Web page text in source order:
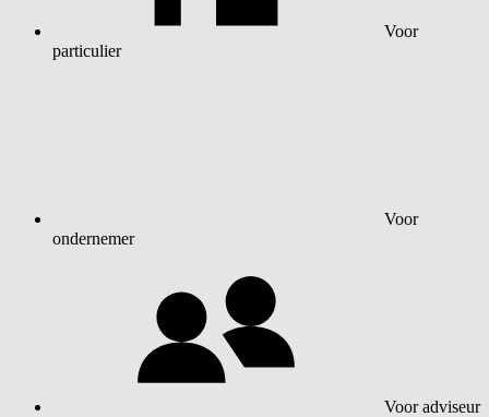
Voor
particulier
Voor
ondernemer
Voor adviseur